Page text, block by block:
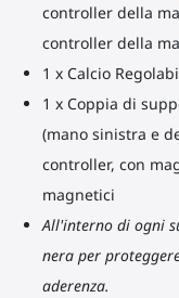
controller della
controller della
1 x Calcio
1 x Coppia di
(mano sinistra e
controller, con
magnetici
All'interno di ogni
nera per
aderenza.